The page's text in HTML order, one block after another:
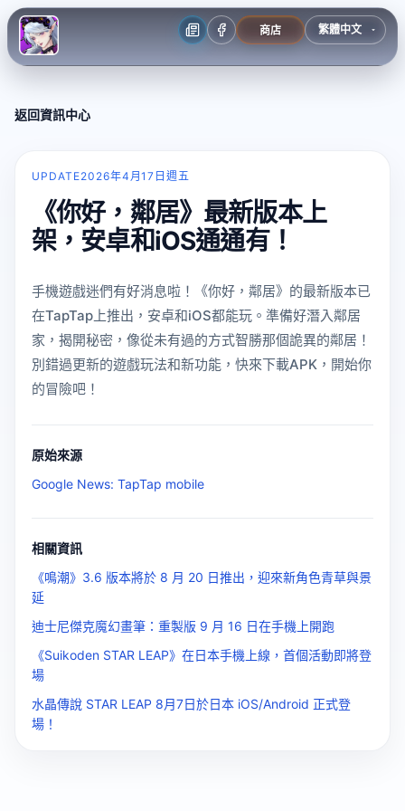
商店
返回資訊中心
UPDATE2026年4月17日週五
《你好，鄰居》最新版本上
架，安卓和iOS通通有！
手機遊戲迷們有好消息啦！《你好，鄰居》的最新版本已
在TapTap上推出，安卓和iOS都能玩。準備好潛入鄰居
家，揭開秘密，像從未有過的方式智勝那個詭異的鄰居！
別錯過更新的遊戲玩法和新功能，快來下載APK，開始你
的冒險吧！
原始來源
Google News: TapTap mobile
相關資訊
《鳴潮》3.6 版本將於 8 月 20 日推出，迎來新角色青草與景
延
迪士尼傑克魔幻畫筆：重製版 9 月 16 日在手機上開跑
《Suikoden STAR LEAP》在日本手機上線，首個活動即將登
場
水晶傳說 STAR LEAP 8月7日於日本 iOS/Android 正式登
場！